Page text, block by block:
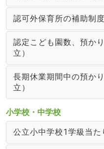
認可外保育所の補助制度
認定こども園数、預か
立）
長期休業期間中の預か
立）
小学校・中学校
公立小中学校1学級当た